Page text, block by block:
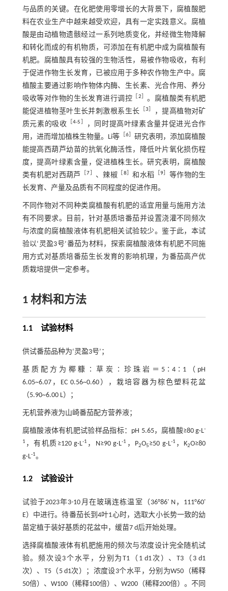
与品质的关键。在化肥使用零增长的大背景下，腐植酸肥
料在农业生产中越来越受欢迎，具有一定实践意义。腐植
酸是由动植物遗骸经过一系列地质变化，并经微生物降解
和转化而成的有机物质，可添加在有机肥中成为腐植酸有
机肥。腐植酸具有较强的生物活性，易被作物吸收，有利
于促进作物生长发育，已被应用于多种农作物生产中。腐
植酸主要通过影响作物体内酶、生长素、光合作用、养分
吸收等对作物的生长发育进行调控
2
。腐植酸类有机肥
能促进植物茎叶生长并刺激根系生长
3
，提高植物对矿
质元素的吸收 ［4-5
，同时提高叶绿素含量并促进光合作
用，进而增加植株生物量。Li等
6］ 研究表明，添加腐植酸
能提高西葫芦幼苗的抗氧化酶活性，降低叶片氧化损伤程
度，提高叶绿素含量，促进植株生长。研究表明，腐植酸
类有机肥对西葫芦
［7 、辣椒 8 ］和水稻 ［9
等作物的生
长发育、产量及品质有不同程度的促进作用。
不同作物对不同种类腐植酸有机肥的适宜用量与施用方法
有不同要求。目前，针对基质培番茄并设置浇灌不同频次
与浓度的腐植酸液体有机肥相关试验较少。鉴于此，本试
验以‘灵盈3号’番茄为材料，探索腐植酸液体有机肥不同施
用方式对基质培番茄生长发育的影响机理，为番茄高产优
质栽培提供一定参考。
1 材料和方法
1.1 试验材料
供试番茄品种为‘灵盈3号’；
基质配方为椰糠∶草炭∶珍珠岩＝5∶4∶1（pH
6.05~6.07，EC 0.56~0.60），栽培容器为棕色塑料花盆
（5.90~6.00 L）；
无机营养液为山崎番茄配方营养液；
腐植酸液体有机肥试验样品指标：pH 5.65，腐植酸≥80 g·L-
1 ，有机质≥120 g·L-1 ，N≥90 g·L-1 ，P2O5≥50 g·L-1 ，K2O≥80
g·L-1。
1.2 试验设计
试验于2023年3-10月在玻璃连栋温室（36°86' N，111°60'
E）中进行。待番茄长到4叶1心时，选取大小长势一致的幼
苗定植于装好基质的花盆中，缓苗7 d后开始处理。
选择腐植酸液体有机肥施用的频次与浓度设计完全随机试
验。频次设3个水平，分别为T1（1 d1次）、T3（3 d1
次）、T5（5 d1次）；浓度设3个水平，分别为W50（稀释
50倍）、W100（稀释100倍）、W200（稀释200倍）。不同